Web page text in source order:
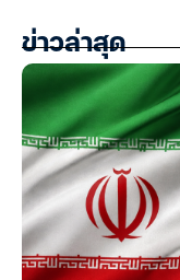
ข่าวล่าสุด